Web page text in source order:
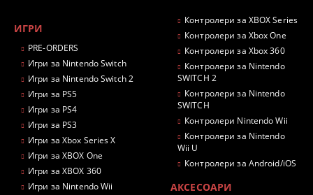
ИГРИ
PRE-ORDERS
Игри за Nintendo Switch
Игри за Nintendo Switch 2
Игри за PS5
Игри за PS4
Игри за PS3
Игри за Xbox Series X
Игри за XBOX One
Игри за XBOX 360
Игри за Nintendo Wii
Контролери за XBOX Series
Контролери за Xbox One
Контролери за Xbox 360
Контролери за Nintendo
SWITCH 2
Контролери за Nintendo
SWITCH
Контролери Nintendo Wii
Контролери за Nintendo
Wii U
Контролери за Android/iOS
АКСЕСОАРИ